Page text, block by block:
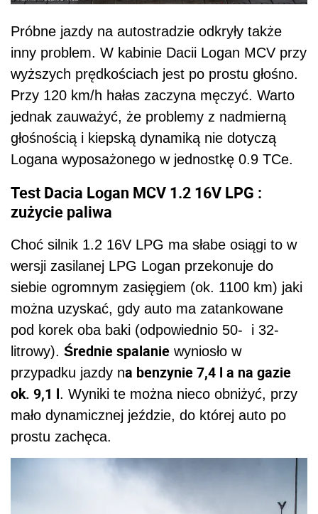
Próbne jazdy na autostradzie odkryły także
inny problem. W kabinie Dacii Logan MCV przy
wyższych prędkościach jest po prostu głośno.
Przy 120 km/h hałas zaczyna męczyć. Warto
jednak zauważyć, że problemy z nadmierną
głośnością i kiepską dynamiką nie dotyczą
Logana wyposażonego w jednostkę 0.9 TCe.
Test Dacia Logan MCV 1.2 16V LPG :
zużycie paliwa
Choć silnik 1.2 16V LPG ma słabe osiągi to w
wersji zasilanej LPG Logan przekonuje do
siebie ogromnym zasięgiem (ok. 1100 km) jaki
można uzyskać, gdy auto ma zatankowane
pod korek oba baki (odpowiednio 50- i 32-
litrowy). Średnie spalanie wyniosło w
przypadku jazdy na benzynie 7,4 l a na gazie
ok. 9,1 l. Wyniki te można nieco obniżyć, przy
mało dynamicznej jeździe, do której auto po
prostu zachęca.